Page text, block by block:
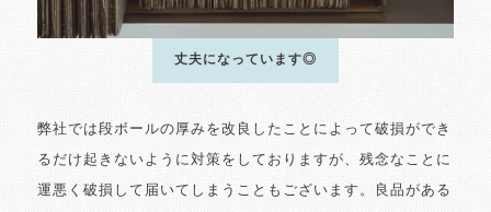
丈夫になっています◎
弊社では段ボールの厚みを改良したことによって破損ができ
るだけ起きないように対策をしておりますが、残念なことに
運悪く破損して届いてしまうこともございます。良品がある